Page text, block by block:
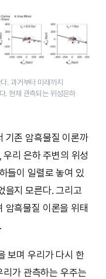
. 과거부터 미래까지
. 현재 관측되는 위성은하
기존 암흑물질 이론까
리 은하 주변의 위성
들이 일렬로 놓여 있
을지 모른다. 그리고
암흑물질 이론을 위태
보며 우리가 다시 한
리가 관측하는 우주는